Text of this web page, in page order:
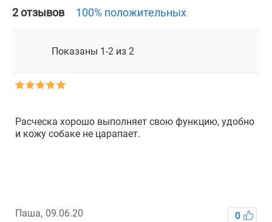
2 отзывов 100% положительных
Показаны 1-2 из 2
Расческа хорошо выполняет свою функцию, удобно
и кожу собаке не царапает.
Паша, 09.06.20 0